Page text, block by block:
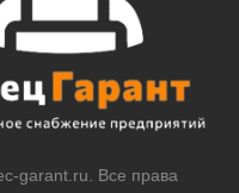
garant.ru. Все права